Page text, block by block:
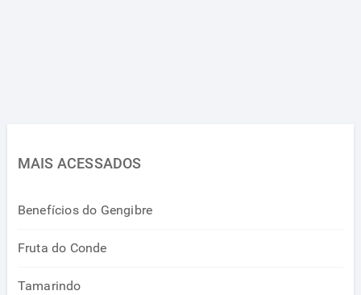
MAIS ACESSADOS
Benefícios do Gengibre
Fruta do Conde
Tamarindo